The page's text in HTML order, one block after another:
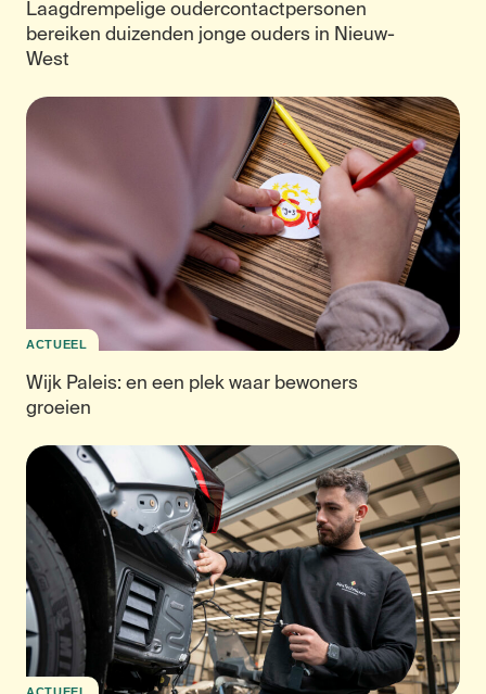
Laagdrempelige oudercontactpersonen
bereiken duizenden jonge ouders in Nieuw-
West
ACTUEEL
Wijk Paleis: en een plek waar bewoners
groeien